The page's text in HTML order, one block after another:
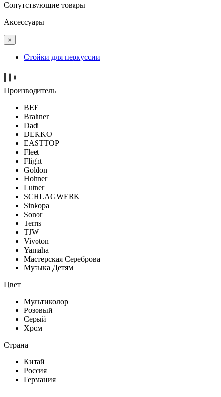
Сопутствующие товары
Аксессуары
×
Стойки для перкуссии
Производитель
BEE
Brahner
Dadi
DEKKO
EASTTOP
Fleet
Flight
Goldon
Hohner
Lutner
SCHLAGWERK
Sinkopa
Sonor
Terris
TJW
Vivoton
Yamaha
Мастерская Сереброва
Музыка Детям
Цвет
Мультиколор
Розовый
Серый
Хром
Страна
Китай
Россия
Германия